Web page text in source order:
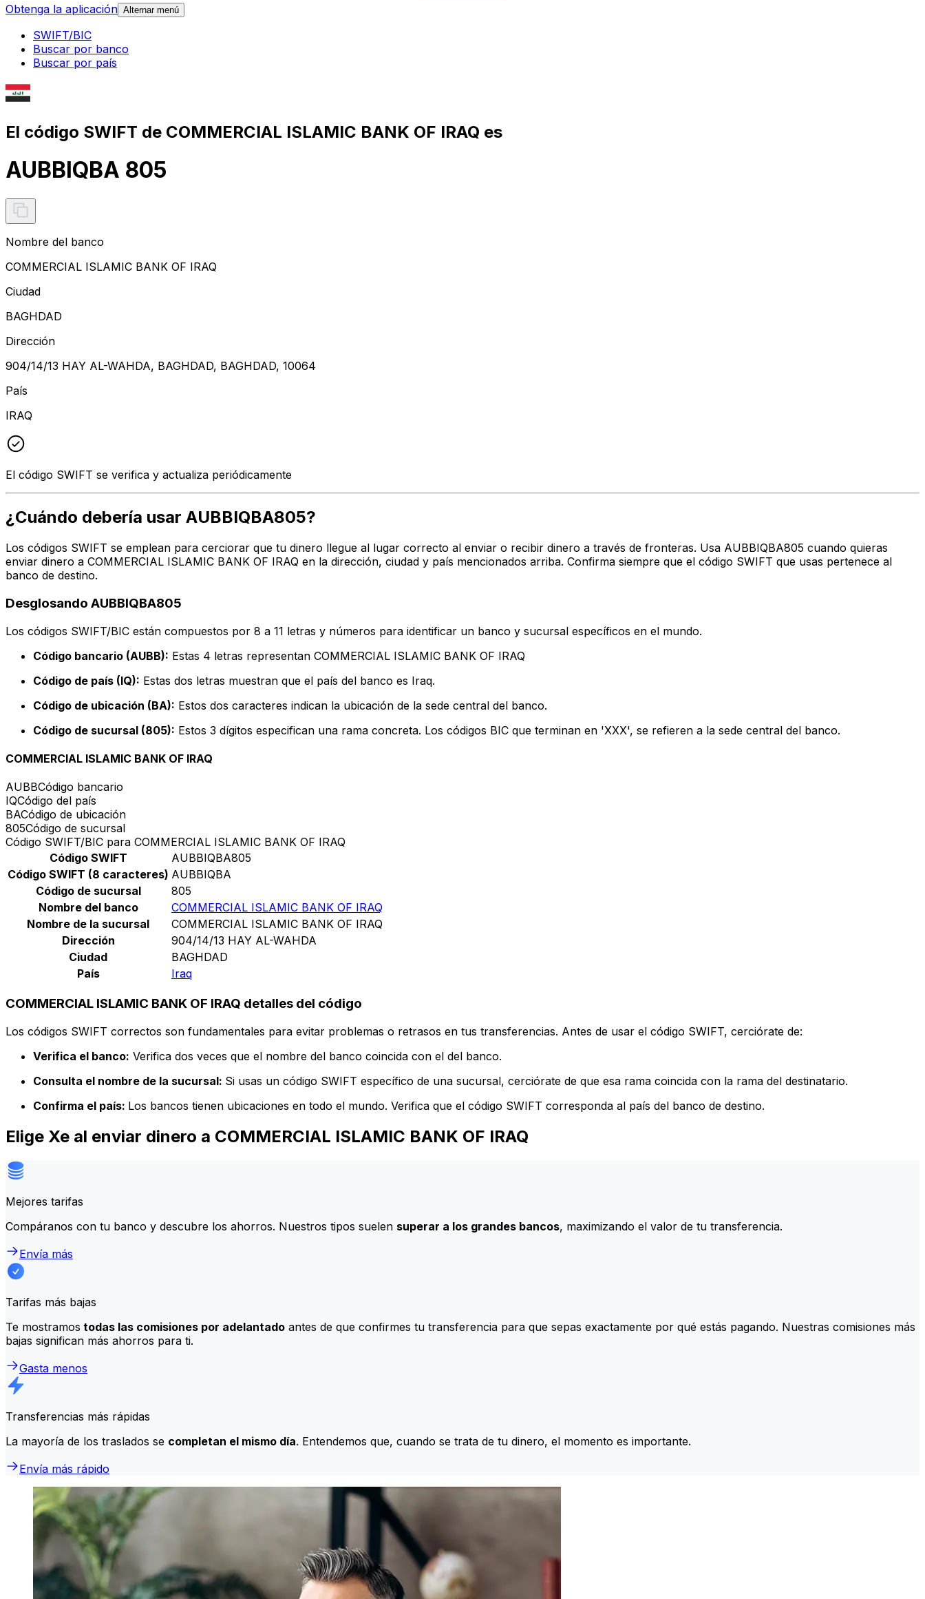
Obtenga la aplicación Alternar menú
SWIFT/BIC
Buscar por banco
Buscar por país
El código SWIFT de COMMERCIAL ISLAMIC BANK OF IRAQ es
AUBBIQBA 805
Nombre del banco
COMMERCIAL ISLAMIC BANK OF IRAQ
Ciudad
BAGHDAD
Dirección
904/14/13 HAY AL-WAHDA, BAGHDAD, BAGHDAD, 10064
País
IRAQ
El código SWIFT se verifica y actualiza periódicamente
¿Cuándo debería usar AUBBIQBA805?
Los códigos SWIFT se emplean para cerciorar que tu dinero llegue al lugar correcto al enviar o recibir dinero a través de fronteras. Usa AUBBIQBA805 cuando quieras
enviar dinero a COMMERCIAL ISLAMIC BANK OF IRAQ en la dirección, ciudad y país mencionados arriba. Confirma siempre que el código SWIFT que usas pertenece al
banco de destino.
Desglosando AUBBIQBA805
Los códigos SWIFT/BIC están compuestos por 8 a 11 letras y números para identificar un banco y sucursal específicos en el mundo.
Código bancario (AUBB): Estas 4 letras representan COMMERCIAL ISLAMIC BANK OF IRAQ
Código de país (IQ): Estas dos letras muestran que el país del banco es Iraq.
Código de ubicación (BA): Estos dos caracteres indican la ubicación de la sede central del banco.
Código de sucursal (805): Estos 3 dígitos especifican una rama concreta. Los códigos BIC que terminan en 'XXX', se refieren a la sede central del banco.
COMMERCIAL ISLAMIC BANK OF IRAQ
AUBBCódigo bancario
IQCódigo del país
BACódigo de ubicación
805Código de sucursal
Código SWIFT/BIC para COMMERCIAL ISLAMIC BANK OF IRAQ
Código SWIFT
AUBBIQBA805
Código SWIFT (8 caracteres) AUBBIQBA
Código de sucursal
805
Nombre del banco
COMMERCIAL ISLAMIC BANK OF IRAQ
Nombre de la sucursal
COMMERCIAL ISLAMIC BANK OF IRAQ
Dirección
904/14/13 HAY AL-WAHDA
Ciudad
BAGHDAD
País
Iraq
COMMERCIAL ISLAMIC BANK OF IRAQ detalles del código
Los códigos SWIFT correctos son fundamentales para evitar problemas o retrasos en tus transferencias. Antes de usar el código SWIFT, cerciórate de:
Verifica el banco: Verifica dos veces que el nombre del banco coincida con el del banco.
Consulta el nombre de la sucursal: Si usas un código SWIFT específico de una sucursal, cerciórate de que esa rama coincida con la rama del destinatario.
Confirma el país: Los bancos tienen ubicaciones en todo el mundo. Verifica que el código SWIFT corresponda al país del banco de destino.
Elige Xe al enviar dinero a COMMERCIAL ISLAMIC BANK OF IRAQ
Mejores tarifas
Compáranos con tu banco y descubre los ahorros. Nuestros tipos suelen superar a los grandes bancos, maximizando el valor de tu transferencia.
Envía más
Tarifas más bajas
Te mostramos todas las comisiones por adelantado antes de que confirmes tu transferencia para que sepas exactamente por qué estás pagando. Nuestras comisiones más
bajas significan más ahorros para ti.
Gasta menos
Transferencias más rápidas
La mayoría de los traslados se completan el mismo día. Entendemos que, cuando se trata de tu dinero, el momento es importante.
Envía más rápido